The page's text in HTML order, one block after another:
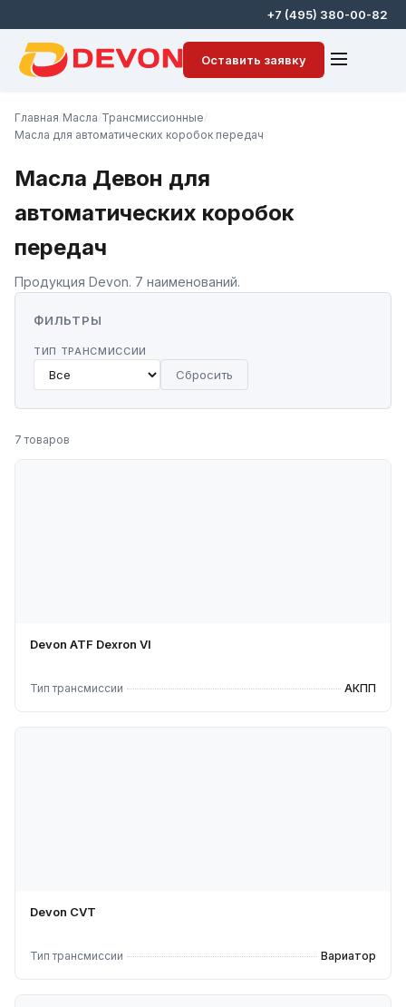
+7 (495) 380-00-82
Оставить заявку
Главная Масла Трансмиссионные
Масла для автоматических коробок передач
Масла Девон для
автоматических коробок
передач
Продукция Devon. 7 наименований.
ФИЛЬТРЫ
ТИП ТРАНСМИССИИ
Сбросить
7 товаров
Devon ATF Dexron VI
Тип трансмиссии АКПП
Devon CVT
Тип трансмиссии Вариатор